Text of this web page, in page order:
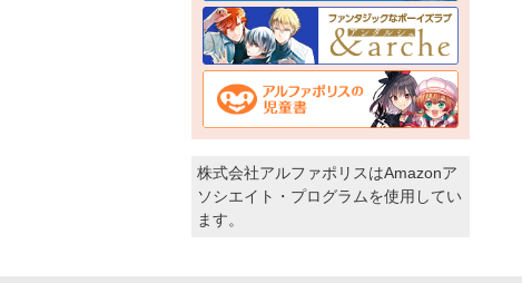
株式会社アルファポリスはAmazonア
ソシエイト・プログラムを使用してい
ます。